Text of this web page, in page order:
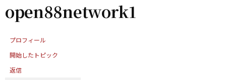
ム
open88network1
プロフィール
開始したトピック
返信